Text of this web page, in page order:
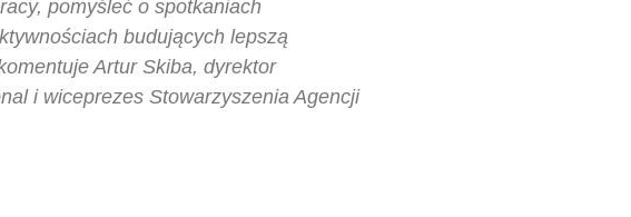
pomyśleć o spotkaniach
budujących lepszą
Artur Skiba, dyrektor
i wiceprezes Stowarzyszenia Agencji